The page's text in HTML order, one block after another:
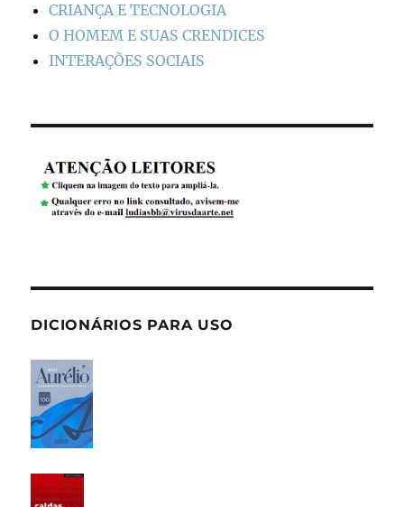
CRIANÇA E TECNOLOGIA
O HOMEM E SUAS CRENDICES
INTERAÇÕES SOCIAIS
DICIONÁRIOS PARA USO